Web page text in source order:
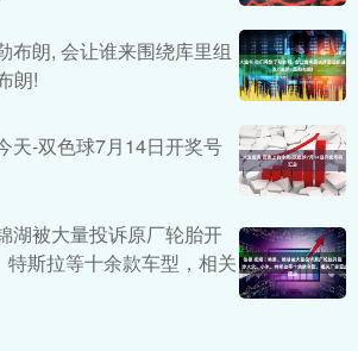
布朗, 会让谁来围绕库里组
朗!
天-双色球7月14日开奖号
湖被大量投诉原厂轮胎开
斯拉等十余款车型，相关